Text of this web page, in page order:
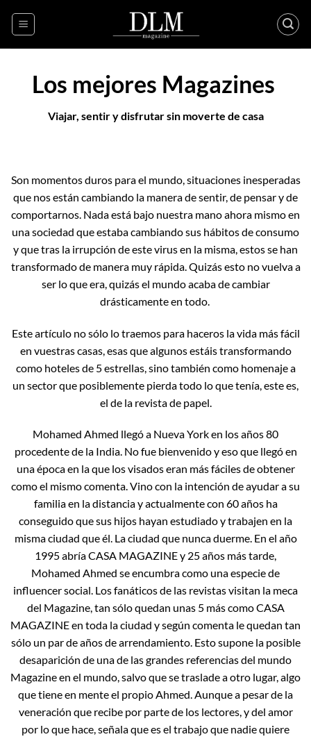
Los mejores Magazines
Viajar, sentir y disfrutar sin moverte de casa
Son momentos duros para el mundo, situaciones inesperadas
que nos están cambiando la manera de sentir, de pensar y de
comportarnos. Nada está bajo nuestra mano ahora mismo en
una sociedad que estaba cambiando sus hábitos de consumo
y que tras la irrupción de este virus en la misma, estos se han
transformado de manera muy rápida. Quizás esto no vuelva a
ser lo que era, quizás el mundo acaba de cambiar
drásticamente en todo.
Este artículo no sólo lo traemos para haceros la vida más fácil
en vuestras casas, esas que algunos estáis transformando
como hoteles de 5 estrellas, sino también como homenaje a
un sector que posiblemente pierda todo lo que tenía, este es,
el de la revista de papel.
Mohamed Ahmed llegó a Nueva York en los años 80
procedente de la India. No fue bienvenido y eso que llegó en
una época en la que los visados eran más fáciles de obtener
como el mismo comenta. Vino con la intención de ayudar a su
familia en la distancia y actualmente con 60 años ha
conseguido que sus hijos hayan estudiado y trabajen en la
misma ciudad que él. La ciudad que nunca duerme. En el año
1995 abría CASA MAGAZINE y 25 años más tarde,
Mohamed Ahmed se encumbra como una especie de
influencer social. Los fanáticos de las revistas visitan la meca
del Magazine, tan sólo quedan unas 5 más como CASA
MAGAZINE en toda la ciudad y según comenta le quedan tan
sólo un par de años de arrendamiento. Esto supone la posible
desaparición de una de las grandes referencias del mundo
Magazine en el mundo, salvo que se traslade a otro lugar, algo
que tiene en mente el propio Ahmed. Aunque a pesar de la
veneración que recibe por parte de los lectores, y del amor
por lo que hace, señala que es el trabajo que nadie quiere